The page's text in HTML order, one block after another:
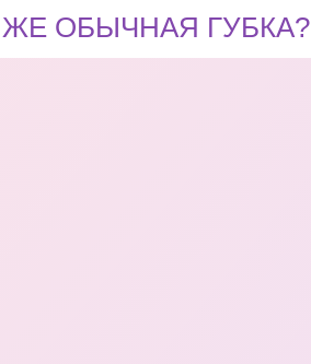
ОБЫЧНАЯ ГУБКА?